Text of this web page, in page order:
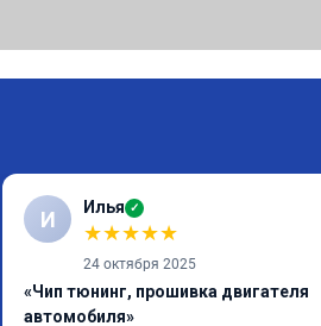
И Илья ✓
★★★★★
24 октября 2025
«Чип тюнинг, прошивка двигателя
автомобиля»